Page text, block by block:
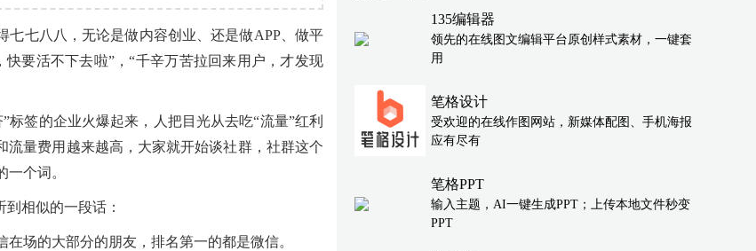
七七八八，无论是做内容创业、还是做APP、做平
要活不下去啦”，“千辛万苦拉回来用户，才发现
签的企业火爆起来，人把目光从去吃“流量”红利
流量费用越来越高，大家就开始谈社群，社群这个
个词。
相似的一段话：
场的大部分的朋友，排名第一的都是微信。
135编辑器
领先的在线图文编辑平台原创样式素材，一键套
用
笔格设计
受欢迎的在线作图网站，新媒体配图、手机海报
应有尽有
笔格PPT
输入主题，AI一键生成PPT；上传本地文件秒变
PPT